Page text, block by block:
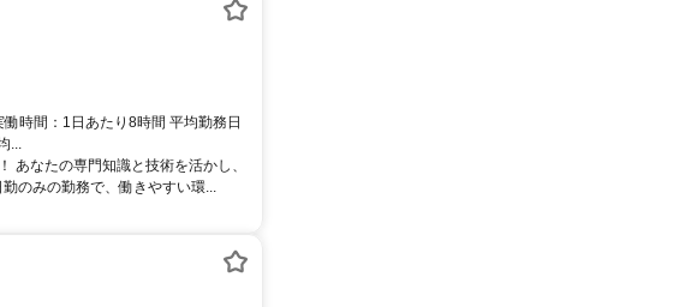
時間：1日あたり8時間 平均勤務日
...
あなたの専門知識と技術を活かし、
のみの勤務で、働きやすい環...